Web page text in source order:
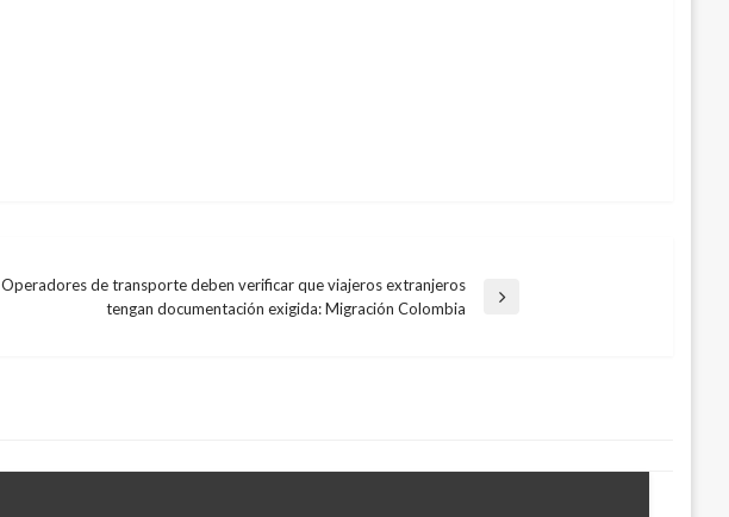
Operadores de transporte deben verificar que viajeros extranjeros
tengan documentación exigida: Migración Colombia